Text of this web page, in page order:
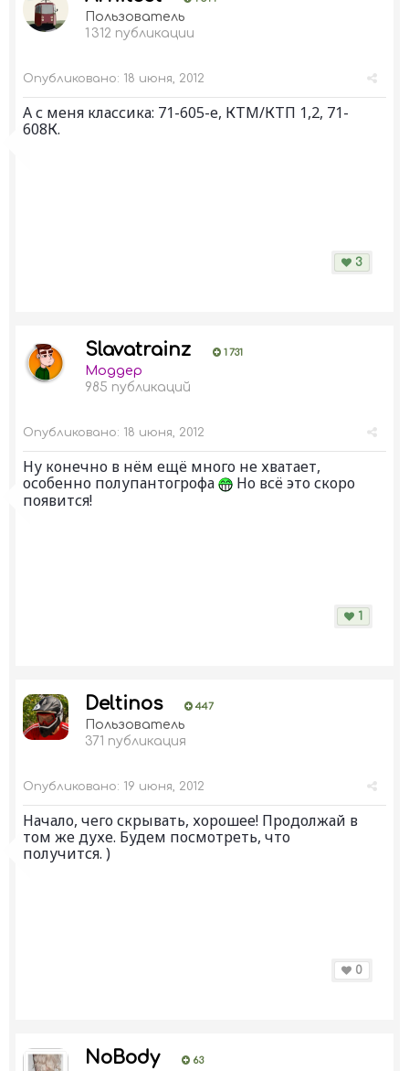
Пользователь
1 312 публикации
Опубликовано: 18 июня, 2012
А с меня классика: 71-605-е, КТМ/КТП 1,2, 71-
608К.
3
Slavatrainz 1 731
Моддер
985 публикаций
Опубликовано: 18 июня, 2012
Ну конечно в нём ещё много не хватает,
особенно полупантогрофа
Но всё это скоро
появится!
1
Deltinos 447
Пользователь
371 публикация
Опубликовано: 19 июня, 2012
Начало, чего скрывать, хорошее! Продолжай в
том же духе. Будем посмотреть, что
получится. )
0
NoBody 63